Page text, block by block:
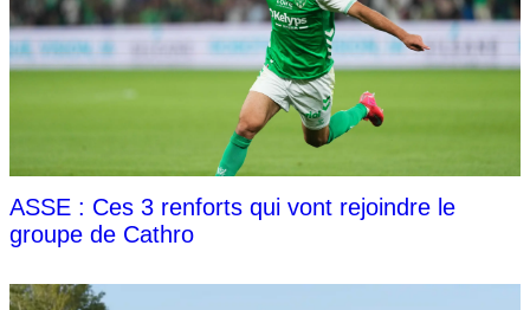
ASSE : Ces 3 renforts qui vont rejoindre le
groupe de Cathro